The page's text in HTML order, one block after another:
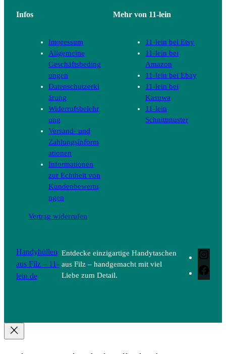
Infos
Impressum
Allgemeine
Geschäftsbeding
ungen
Datenschutzerkl
ärung
Widerrufsbelehr
ung
Versand- und
Zahlungsinform
ationen
Informationen
zur Echtheit von
Kundenbewertu
ngen
Vertrag widerrufen
Mehr von 11-lein
11-lein bei Etsy
11-lein bei
Amazon
11-lein bei Ebay
11-lein bei
Kasuwa
11-lein
Schnittmuster
Handyhüllen
aus Filz – 11-
lein.de
Entdecke einzigartige Handytaschen
aus Filz – handgemacht mit viel
Liebe zum Detail.